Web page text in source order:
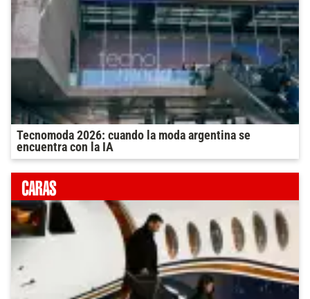
Tecnomoda 2026: cuando la moda argentina se
encuentra con la IA